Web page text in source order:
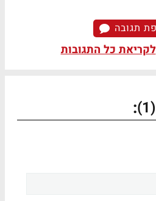
תגובה
לקריאת כל התגובות
(1)
: